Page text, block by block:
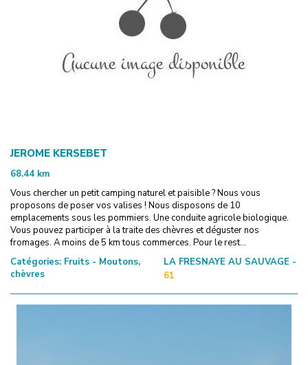
JEROME KERSEBET
68.44 km
Vous chercher un petit camping naturel et paisible ? Nous vous
proposons de poser vos valises ! Nous disposons de 10
emplacements sous les pommiers. Une conduite agricole biologique.
Vous pouvez participer à la traite des chèvres et déguster nos
fromages. A moins de 5 km tous commerces. Pour le rest...
Catégories: Fruits - Moutons,
chèvres
LA FRESNAYE AU SAUVAGE -
61